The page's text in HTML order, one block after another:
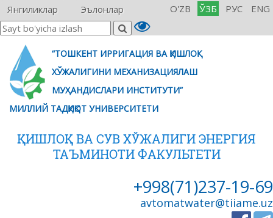
Янгиликлар Эълонлар O'ZB ЎЗБ РУС ENG
“ТОШКЕНТ ИРРИГАЦИЯ ВА ҚИШЛОҚ
ХЎЖАЛИГИНИ МЕХАНИЗАЦИЯЛАШ
МУҲАНДИСЛАРИ ИНСТИТУТИ”
МИЛЛИЙ ТАДҚИҚОТ УНИВЕРСИТЕТИ
ҚИШЛОҚ ВА СУВ ХЎЖАЛИГИ ЭНЕРГИЯ
ТАЪМИНОТИ ФАКУЛЬТЕТИ
+998(71)237-19-69
avtomatwater@tiiame.uz